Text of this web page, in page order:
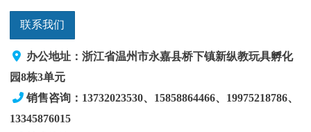
联系我们
办公地址：浙江省温州市永嘉县桥下镇新纵教玩具孵化
园8栋3单元
销售咨询：13732023530、15858864466、19975218786、
13345876015